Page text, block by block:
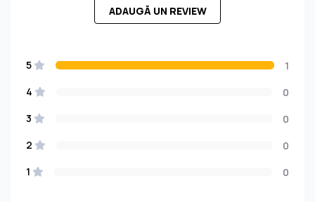
ADAUGĂ UN REVIEW
5
1
4
0
3
0
2
0
1
0